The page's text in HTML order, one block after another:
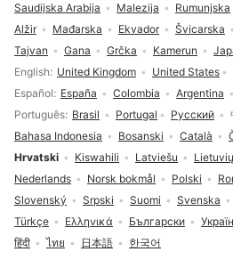
Odabir jezika
English United Kingdom United States
Español
España Colombia Argentina
Português Brasil Portugal Русский
Bahasa Indonesia
Bosanski Català
Hrvatski
Kiswahili Latviešu Lietuvių
Nederlands
Norsk bokmål Polski
Slovenský
Srpski Suomi Svenska
Türkçe
Ελληνικά Български
हिंदी
ไทย 日本語 한국어
Saudijska Arabija
Malezija Rumunjska
Alžir
Mađarska Ekvador Švicarska
Tajvan
Gana Grčka Kamerun